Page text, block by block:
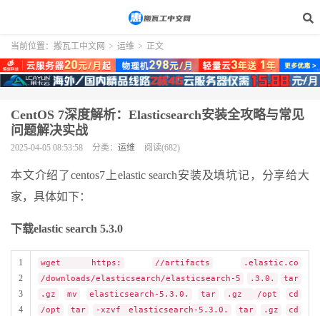
当前位置： 搬瓦工中文网 > 运维 > 正文
CentOS 7深度解析：Elasticsearch安装全攻略与常见
问题解决实战
2025-04-05 08:53:58 分类： 运维 阅读(682)
本文介绍了centos7上elastic search安装及填坑记，分享给大
家，具体如下：
下载elastic search 5.3.0
1
2
3
4
wget https: //artifacts
.elastic.co
/downloads/elasticsearch/elasticsearch-5
.3.0.
tar
.gz
mv elasticsearch-5.3.0. tar .gz /opt
cd
/opt
tar -xzvf elasticsearch-5.3.0. tar .gz
cd